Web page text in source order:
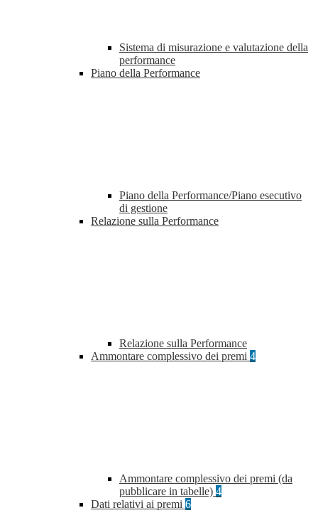
Sistema di misurazione e valutazione della
performance
Piano della Performance
Piano della Performance/Piano esecutivo
di gestione
Relazione sulla Performance
Relazione sulla Performance
Ammontare complessivo dei premi 4
Ammontare complessivo dei premi (da
pubblicare in tabelle) 4
Dati relativi ai premi 6